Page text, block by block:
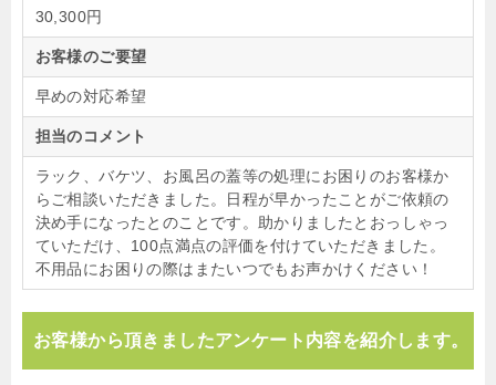
30,300円
お客様のご要望
早めの対応希望
担当のコメント
ラック、バケツ、お風呂の蓋等の処理にお困りのお客様か
らご相談いただきました。日程が早かったことがご依頼の
決め手になったとのことです。助かりましたとおっしゃっ
ていただけ、100点満点の評価を付けていただきました。
不用品にお困りの際はまたいつでもお声かけください！
お客様から頂きましたアンケート内容を紹介します。